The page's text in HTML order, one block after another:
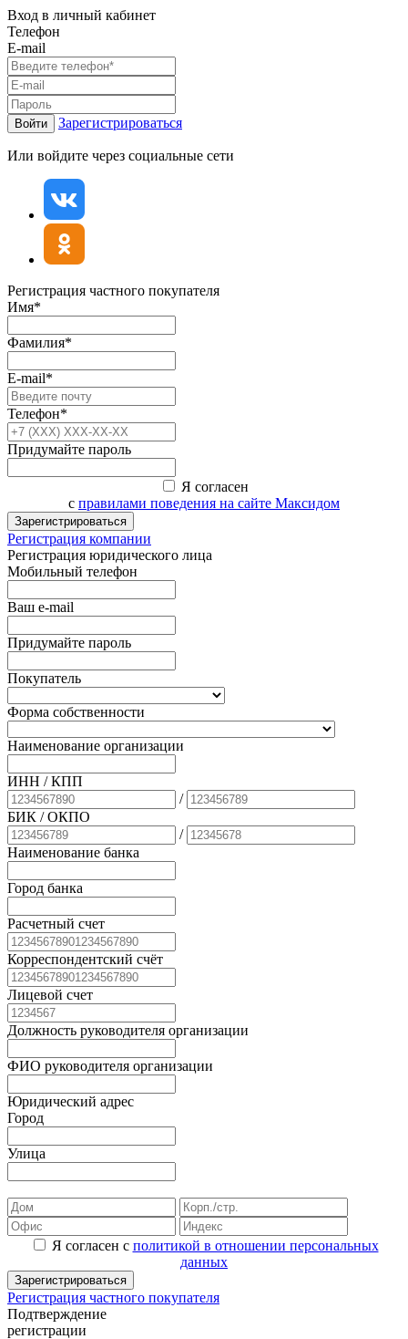
Вход в личный кабинет
Телефон
E-mail
Войти Зарегистрироваться
Или войдите через социальные сети
Регистрация частного покупателя
Имя*
Фамилия*
E-mail*
Телефон*
Придумайте пароль
Я согласен
с правилами поведения на сайте Максидом
Зарегистрироваться
Регистрация компании
Регистрация юридического лица
Мобильный телефон
Ваш e-mail
Придумайте пароль
Покупатель
Форма собственности
Наименование организации
ИНН / КПП
/
БИК / ОКПО
/
Наименование банка
Город банка
Расчетный счет
Корреспондентский счёт
Лицевой счет
Должность руководителя организации
ФИО руководителя организации
Юридический адрес
Город
Улица
Я согласен с политикой в отношении персональных
данных
Зарегистрироваться
Регистрация частного покупателя
Подтверждение
регистрации